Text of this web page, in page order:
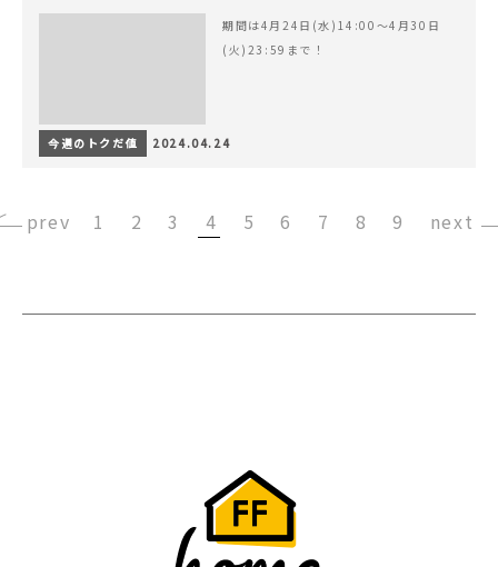
期間は4月24日(水)14:00〜4月30日
(火)23:59まで！
今週のトクだ値 2024.04.24
‹ 1 2 3 4 5 6 7 8 9 ›